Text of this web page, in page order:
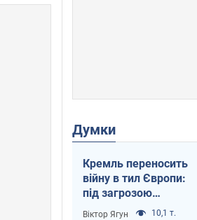
Думки
Кремль переносить
війну в тил Європи:
під загрозою
критична логістика
Віктор Ягун 10,1 т.